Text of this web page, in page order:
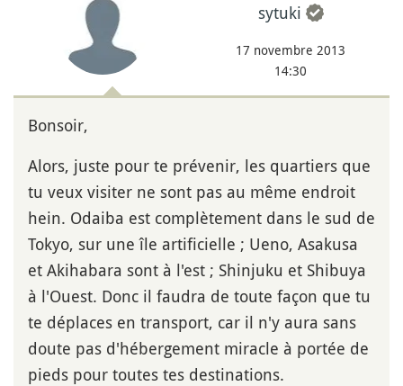
sytuki
17 novembre 2013
14:30
Bonsoir,
Alors, juste pour te prévenir, les quartiers que
tu veux visiter ne sont pas au même endroit
hein. Odaiba est complètement dans le sud de
Tokyo, sur une île artificielle ; Ueno, Asakusa
et Akihabara sont à l'est ; Shinjuku et Shibuya
à l'Ouest. Donc il faudra de toute façon que tu
te déplaces en transport, car il n'y aura sans
doute pas d'hébergement miracle à portée de
pieds pour toutes tes destinations.